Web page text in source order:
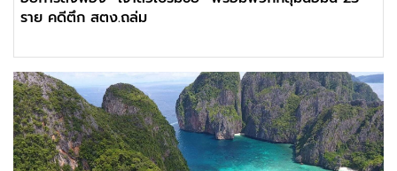
ราย คดีตึก สตง.ถล่ม